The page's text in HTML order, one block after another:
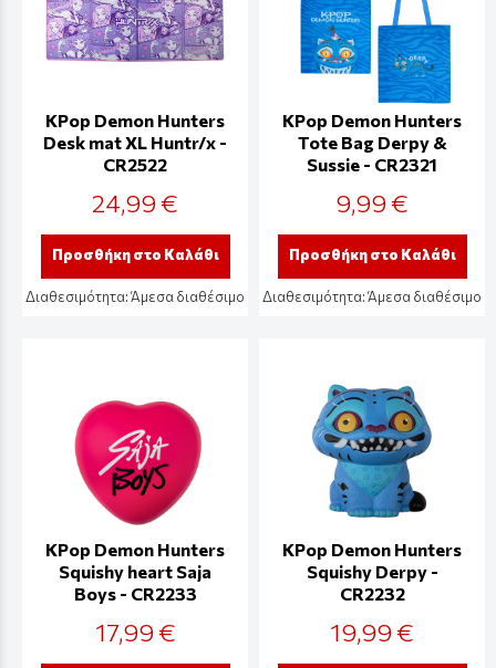
KPop Demon Hunters
Desk mat XL Huntr/x -
CR2522
24,99 €
Προσθήκη στο Καλάθι
Διαθεσιμότητα:Άμεσα διαθέσιμο
KPop Demon Hunters
Tote Bag Derpy &
Sussie - CR2321
9,99 €
Προσθήκη στο Καλάθι
Διαθεσιμότητα:Άμεσα διαθέσιμο
KPop Demon Hunters
Squishy heart Saja
Boys - CR2233
17,99 €
KPop Demon Hunters
Squishy Derpy -
CR2232
19,99 €